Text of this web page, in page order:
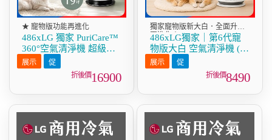
★ 寵物版功能再進化
486xLG 獨家 PuriCare™
360°空氣清淨機 超級大
白2.0 (單層寵物版)
AS651DWS0
16900
獨家寵物版新大白．全面升級
再進化！
486xLG獨家｜第6代寵
物版大白 空氣清淨機 (升
級光觸媒濾網)
AS601HC70
8490